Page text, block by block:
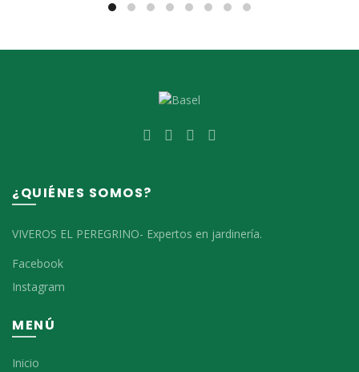
¿QUIÉNES SOMOS?
VIVEROS EL PEREGRINO- Expertos en jardinería.
Facebook
Instagram
MENÚ
Inicio